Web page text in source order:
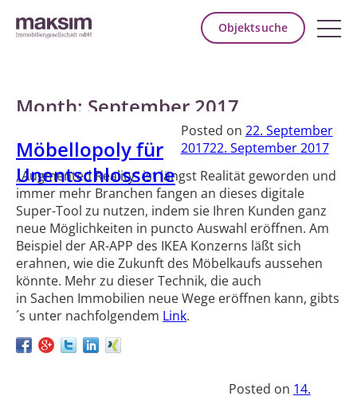
Objektsuche
Month: September 2017
Möbellopoly für
Unentschlossene
Posted on 22. September
201722. September 2017
„Augmented Reality“ ist längst Realität geworden und
immer mehr Branchen fangen an dieses digitale
Super-Tool zu nutzen, indem sie Ihren Kunden ganz
neue Möglichkeiten in puncto Auswahl eröffnen. Am
Beispiel der AR-APP des IKEA Konzerns läßt sich
erahnen, wie die Zukunft des Möbelkaufs aussehen
könnte. Mehr zu dieser Technik, die auch
in Sachen Immobilien neue Wege eröffnen kann, gibts
´s unter nachfolgendem
Link
Posted on 14.